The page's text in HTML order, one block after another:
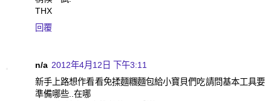
THX
回覆
n/a 2012年4月12日 下午3:11
新手上路想作看看免揉麵糰麵包給小寶貝們吃請問基本工具要
準備哪些..在哪